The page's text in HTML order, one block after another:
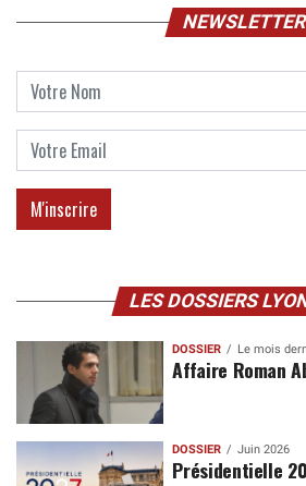
NEWSLETTER
LES DOSSIERS
DOSSIER Le mois
Affaire Roman
DOSSIER Juin 2026
Présidentielle